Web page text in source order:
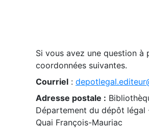
Si vous avez une question
coordonnées suivantes.
Courriel :
Adresse postale :
Département du dépôt légal
Quai François-Mauriac